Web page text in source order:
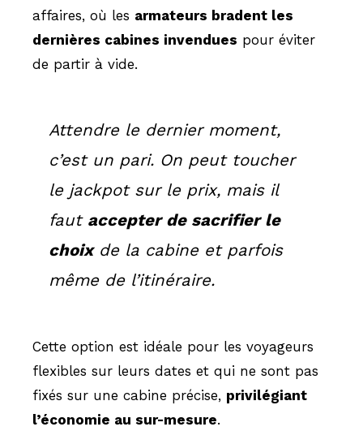
affaires, où les armateurs bradent les
dernières cabines invendues pour éviter
de partir à vide.
Attendre le dernier moment,
c’est un pari. On peut toucher
le jackpot sur le prix, mais il
faut accepter de sacrifier le
choixde la cabine et parfois
même de l’itinéraire.
Cette option est idéale pour les voyageurs
flexibles sur leurs dates et qui ne sont pas
fixés sur une cabine précise, privilégiant
l’économie au sur-mesure.